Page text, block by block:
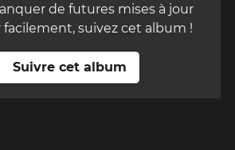
de futures mises à jour
suivez cet album !
Suivre cet album